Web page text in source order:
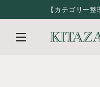
【カテゴリー